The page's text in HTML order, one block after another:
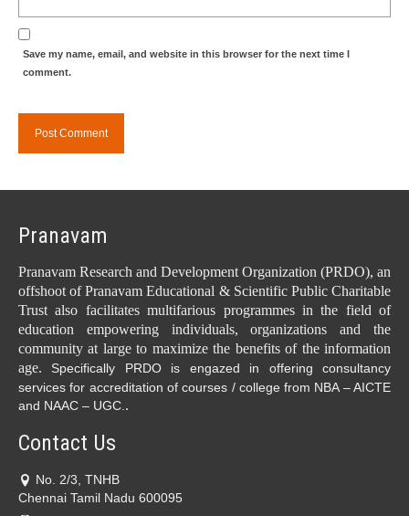
Save my name, email, and website in this browser for the next time I
comment.
Pranavam
Pranavam Research and Development Organization (PRDO), an
offshoot of Pranavam Educational & Scientific Public Charitable
Trust also facilitates multifarious programmes in the field of
education empowering individuals, organizations and the
community at large to maximize the benefits of the information
age. Specifically PRDO is engazed in offering consultancy
services for accreditation of courses / college from NBA – AICTE
and NAAC – UGC. .
Contact Us
No. 2/3, TNHB
Chennai Tamil Nadu 600095